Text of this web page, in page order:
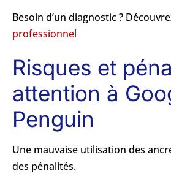
Besoin d’un diagnostic ?
professionnel
Risques et
attention à
Penguin
Une mauvaise utilisation des
des pénalités.